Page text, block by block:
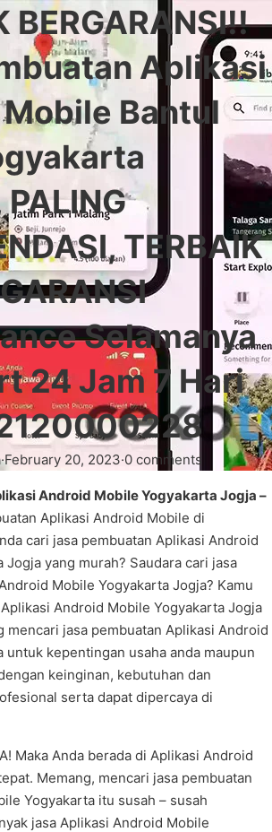
BERGARANSI!!
Aplikasi
Bantul
TERBAIK
Selamanya
24 Jam 7 Hari
·February 20, 2023·0 comments
Android Mobile Yogyakarta Jogja –
Aplikasi Android Mobile di
cari jasa pembuatan Aplikasi Android
Jogja yang murah? Saudara cari jasa
Mobile Yogyakarta Jogja? Kamu
Android Mobile Yogyakarta Jogja
mencari jasa pembuatan Aplikasi Android
untuk kepentingan usaha anda maupun
keinginan, kebutuhan dan
serta dapat dipercaya di
Maka Anda berada di Aplikasi Android
Memang, mencari jasa pembuatan
Yogyakarta itu susah – susah
jasa Aplikasi Android Mobile